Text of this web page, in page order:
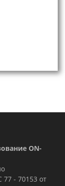
ON-
- 70153 от